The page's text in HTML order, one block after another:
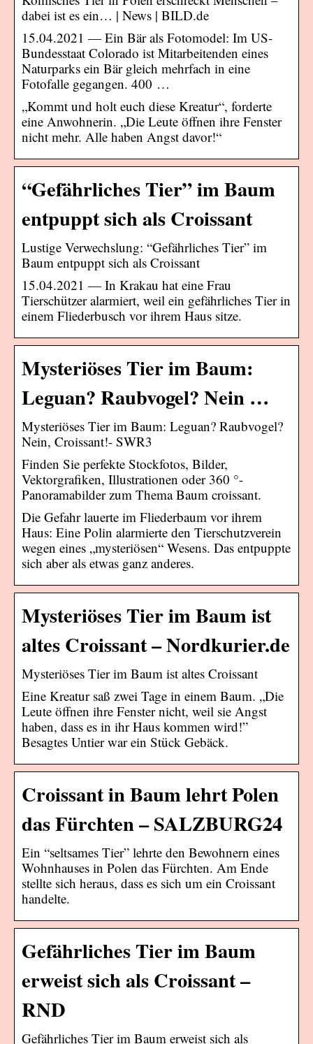
dabei ist es ein… | News | BILD.de
15.04.2021 — Ein Bär als Fotomodel: Im US-
Bundesstaat Colorado ist Mitarbeitenden eines
Naturparks ein Bär gleich mehrfach in eine
Fotofalle gegangen. 400 …
„Kommt und holt euch diese Kreatur“, forderte
eine Anwohnerin. „Die Leute öffnen ihre Fenster
nicht mehr. Alle haben Angst davor!“
“Gefährliches Tier” im Baum
entpuppt sich als Croissant
Lustige Verwechslung: “Gefährliches Tier” im
Baum entpuppt sich als Croissant
15.04.2021 — In Krakau hat eine Frau
Tierschützer alarmiert, weil ein gefährliches Tier in
einem Fliederbusch vor ihrem Haus sitze.
Mysteriöses Tier im Baum:
Leguan? Raubvogel? Nein …
Mysteriöses Tier im Baum: Leguan? Raubvogel?
Nein, Croissant!- SWR3
Finden Sie perfekte Stockfotos, Bilder,
Vektorgrafiken, Illustrationen oder 360 °-
Panoramabilder zum Thema Baum croissant.
Die Gefahr lauerte im Fliederbaum vor ihrem
Haus: Eine Polin alarmierte den Tierschutzverein
wegen eines „mysteriösen“ Wesens. Das entpuppte
sich aber als etwas ganz anderes.
Mysteriöses Tier im Baum ist
altes Croissant – Nordkurier.de
Mysteriöses Tier im Baum ist altes Croissant
Eine Kreatur saß zwei Tage in einem Baum. „Die
Leute öffnen ihre Fenster nicht, weil sie Angst
haben, dass es in ihr Haus kommen wird!”
Besagtes Untier war ein Stück Gebäck.
Croissant in Baum lehrt Polen
das Fürchten – SALZBURG24
Ein “seltsames Tier” lehrte den Bewohnern eines
Wohnhauses in Polen das Fürchten. Am Ende
stellte sich heraus, dass es sich um ein Croissant
handelte.
Gefährliches Tier im Baum
erweist sich als Croissant –
RND
Gefährliches Tier im Baum erweist sich als